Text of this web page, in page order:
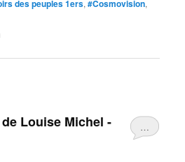
des peuples 1ers, #Cosmovision,
…
Louise Michel -